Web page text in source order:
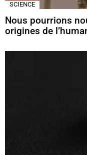
SCIENCE
Nous pourrions
origines de